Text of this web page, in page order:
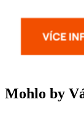
Mohlo by